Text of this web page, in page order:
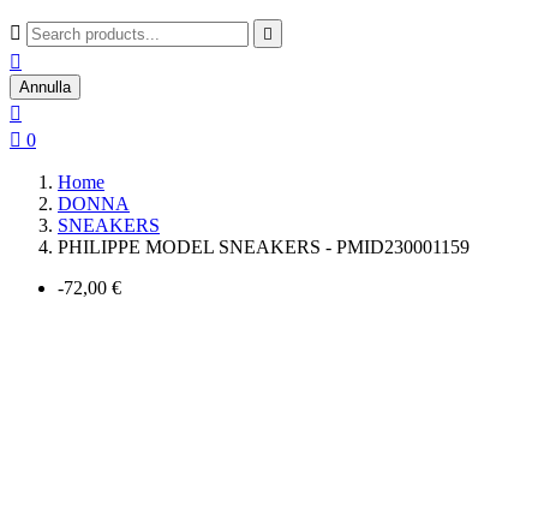
 

Annulla

 0
Home
DONNA
SNEAKERS
PHILIPPE MODEL SNEAKERS - PMID230001159
-72,00 €